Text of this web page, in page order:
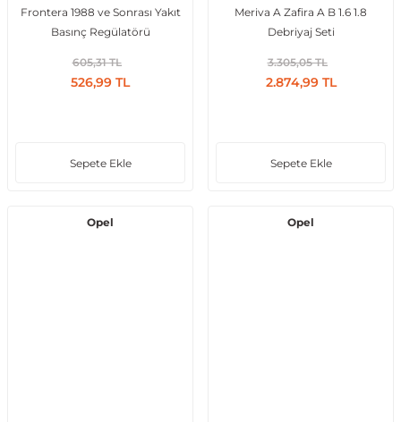
Vito W639
X-Class W470
Frontera 1988 ve Sonrası Yakıt
Basınç Regülatörü
605,31 TL
526,99 TL
Sepete Ekle
Meriva A Zafira A B 1.6 1.8
Debriyaj Seti
3.305,05 TL
2.874,99 TL
Sepete Ekle
Opel Opel